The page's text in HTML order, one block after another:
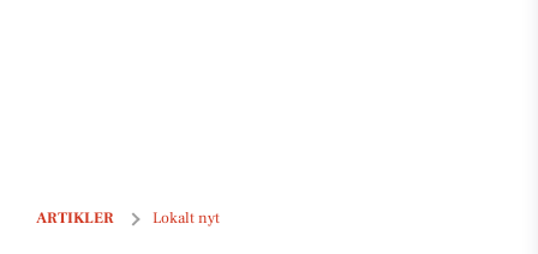
ARTIKLER Lokalt nyt
Stort samarbejde om reduktion af kvælstof i Østersøens vandmiljø